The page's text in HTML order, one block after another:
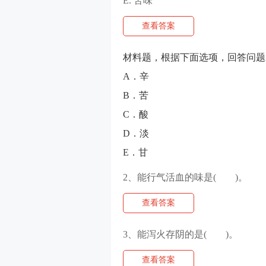
查看答案
材料题，根据下面选项，回答问
A．辛
B．苦
C．酸
D．淡
E．甘
2、能行气活血的味是( )。
查看答案
3、能泻火存阴的是( )。
查看答案